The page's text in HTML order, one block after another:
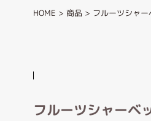
HOME > 商品 > フルーツシャ
フルーツシャー